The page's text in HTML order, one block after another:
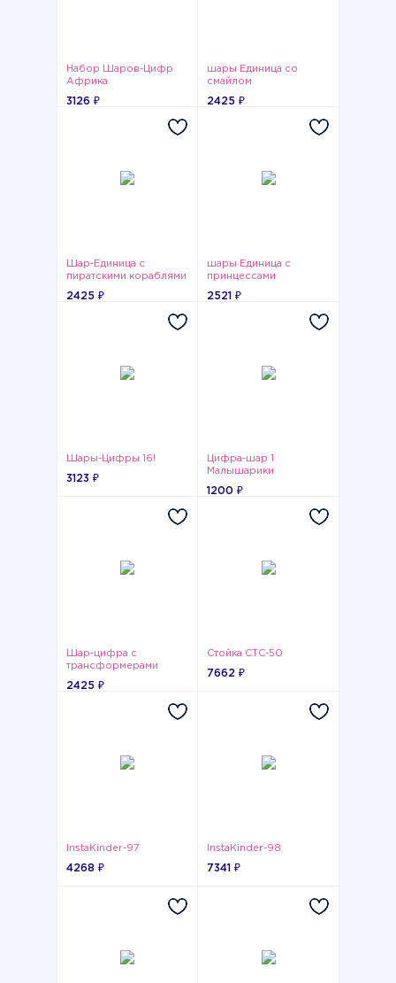
Набор Шаров-Цифр
Африка
3126 ₽
шары Единица со
смайлом
2425 ₽
Шар-Единица с
пиратскими кораблями
2425 ₽
шары Единица с
принцессами
2521 ₽
Шары-Цифры 16!
3123 ₽
Цифра-шар 1
Малышарики
1200 ₽
Шар-цифра с
трансформерами
2425 ₽
Стойка СТС-50
7662 ₽
InstaKinder-97
4268 ₽
InstaKinder-98
7341 ₽